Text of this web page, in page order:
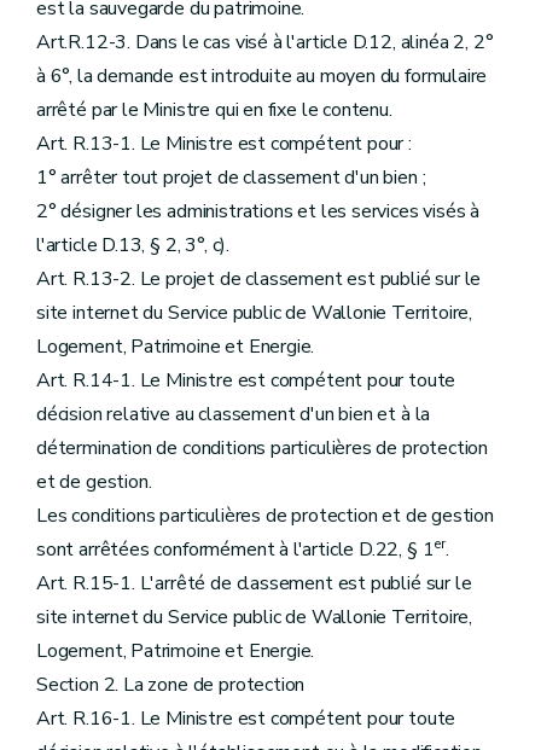
est la sauvegarde du patrimoine.
Art.R.12-3. Dans le cas visé à l'article D.12, alinéa 2, 2°
à 6°, la demande est introduite au moyen du formulaire
arrêté par le Ministre qui en fixe le contenu.
Art. R.13-1. Le Ministre est compétent pour :
1° arrêter tout projet de classement d'un bien ;
2° désigner les administrations et les services visés à
l'article D.13, § 2, 3°, c).
Art. R.13-2. Le projet de classement est publié sur le
site internet du Service public de Wallonie Territoire,
Logement, Patrimoine et Energie.
Art. R.14-1. Le Ministre est compétent pour toute
décision relative au classement d'un bien et à la
détermination de conditions particulières de protection
et de gestion.
Les conditions particulières de protection et de gestion
sont arrêtées conformément à l'article D.22, § 1er.
Art. R.15-1. L'arrêté de classement est publié sur le
site internet du Service public de Wallonie Territoire,
Logement, Patrimoine et Energie.
Section 2. La zone de protection
Art. R.16-1. Le Ministre est compétent pour toute